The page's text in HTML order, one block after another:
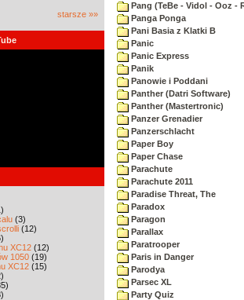
starsze »»
(3)
(12)
XC12 (12)
1050 (19)
XC12 (15)
Pang (TeBe - Vidol - Ooz -
Panga Ponga
Pani Basia z Klatki B
Panic
Panic Express
Panik
Panowie i Poddani
Panther (Datri Software)
Panther (Mastertronic)
Panzer Grenadier
Panzerschlacht
Paper Boy
Paper Chase
Parachute
Parachute 2011
Paradise Threat, The
Paradox
Paragon
Parallax
Paratrooper
Paris in Danger
Parodya
Parsec XL
Party Quiz